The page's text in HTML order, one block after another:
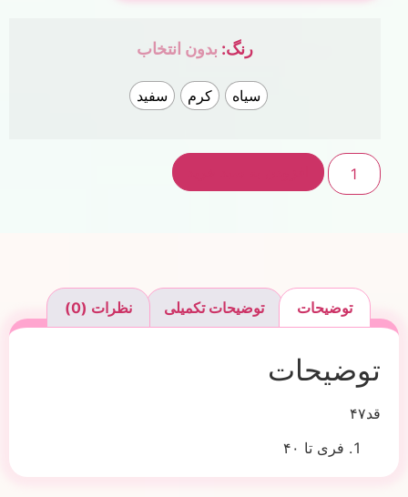
رنگ: بدون انتخاب
سیاه کرم سفید
توضیحات توضیحات تکمیلی نظرات (0)
توضیحات
قد۴۷
فری تا ۴۰